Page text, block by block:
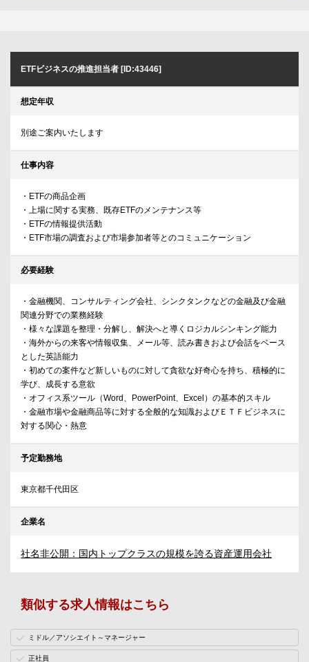
ETFビジネスの推進担当者 [ID:43446]
想定年収
別途ご案内いたします
仕事内容
・ETFの商品企画
・上場に関する実務、既存ETFのメンテナンス等
・ETFの情報提供活動
・ETF市場の調査および市場参加者等とのコミュニケーション
必要経験
・金融機関、コンサルティング会社、シンクタンクなどの金融及び金融
関連分野での業務経験
・様々な課題を整理・分解し、解決へと導くロジカルシンキング能力
・海外からの来客や情報収集、メール等、読み書きおよび会話をベース
とした英語能力
・初めての案件など新しいものに対して貪欲な好奇心を持ち、積極的に
学び、成長する意欲
・オフィス系ツール（Word、PowerPoint、Excel）の基本的スキル
・金融市場や金融商品等に対する全般的な知識およびＥＴＦビジネスに
対する関心・熱意
予定勤務地
東京都千代田区
企業名
社名非公開：国内トップクラスの規模を誇る資産運用会社
類似する求人情報はこちら
ミドル／アソシエイト～マネージャー
正社員